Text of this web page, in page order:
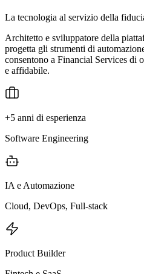
La tecnologia al servizio della
Architetto e sviluppatore della
progetta gli strumenti di
consentono a Financial Services di
e affidabile.
+5 anni di esperienza
Software Engineering
IA e Automazione
Cloud, DevOps, Full-stack
Product Builder